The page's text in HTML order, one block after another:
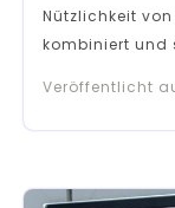
Nützlichkeit
kombiniert und
Veröffentlicht